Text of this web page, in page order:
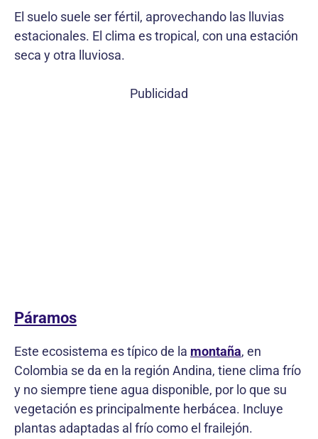
El suelo suele ser fértil, aprovechando las lluvias
estacionales. El clima es tropical, con una estación
seca y otra lluviosa.
Publicidad
Páramos
Este ecosistema es típico de la montaña, en
Colombia se da en la región Andina, tiene clima frío
y no siempre tiene agua disponible, por lo que su
vegetación es principalmente herbácea. Incluye
plantas adaptadas al frío como el frailejón.